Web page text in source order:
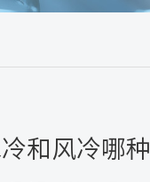
和风冷哪种